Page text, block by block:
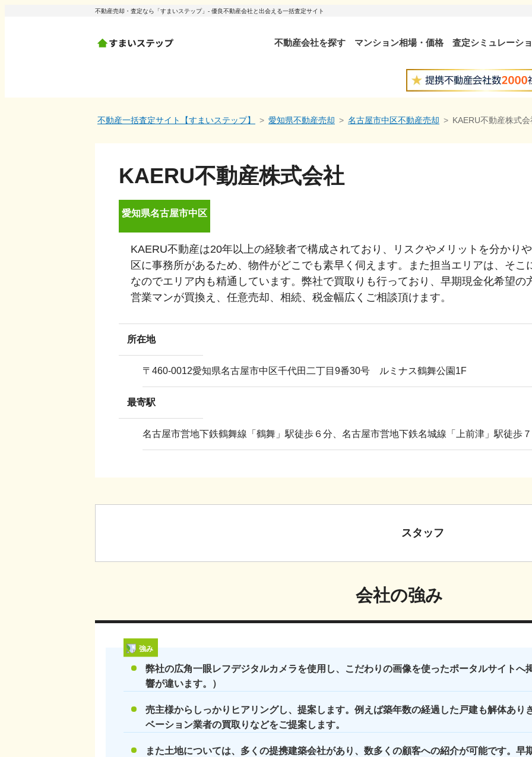
不動産売却・査定なら「すまいステップ」- 優良不動産会社と出会える一括査定サイト
不動産会社を探す マンション相場・価格 査定シミュレーシ
不動産一括査定サイト【すまいステップ】 愛知県不動産売却 名古屋市中区不動産売却 KAERU不動産株式会
KAERU不動産株式会社
愛知県名古屋市中区
KAERU不動産は20年以上の経験者で構成されており、リスクやメリットを分かり
区に事務所があるため、物件がどこでも素早く伺えます。また担当エリアは、そ
なのでエリア内も精通しています。弊社で買取りも行っており、早期現金化希望の
営業マンが買換え、任意売却、相続、税金幅広くご相談頂けます。
所在地
〒 460-0012愛知県名古屋市中区千代田二丁目9番30号 ルミナス鶴舞公園1F
最寄駅
名古屋市営地下鉄鶴舞線「鶴舞」駅徒歩６分、名古屋市営地下鉄名城線「上前津」駅徒歩
スタッフ
会社の強み
強み
弊社の広角一眼レフデジタルカメラを使用し、こだわりの画像を使ったポータルサイトへ
響が違います。）
売主様からしっかりヒアリングし、提案します。例えば築年数の経過した戸建も解体あり
ベーション業者の買取りなどをご提案します。
また土地については、多くの提携建築会社があり、数多くの顧客への紹介が可能です。早